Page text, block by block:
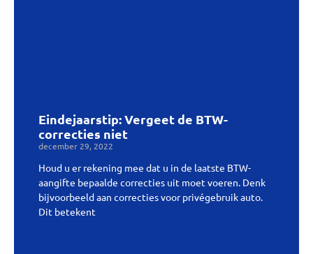
Eindejaarstip: Vergeet de BTW-
correcties niet
december 29, 2022
Houd u er rekening mee dat u in de laatste BTW-
aangifte bepaalde correcties uit moet voeren. Denk
bijvoorbeeld aan correcties voor privégebruik auto.
Dit betekent